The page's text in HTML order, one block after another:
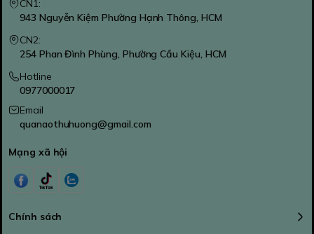
CN1:
943 Nguyễn Kiệm Phường Hạnh Thông, HCM
CN2:
254 Phan Đình Phùng, Phường Cầu Kiệu, HCM
Hotline
0977000017
Email
quanaothuhuong@gmail.com
Mạng xã hội
Chính sách